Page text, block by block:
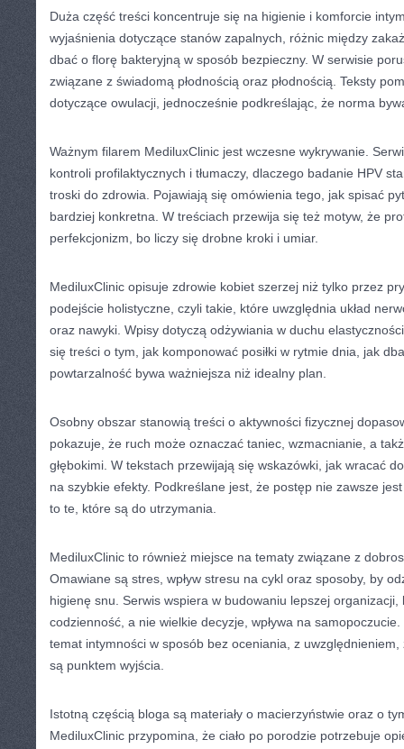
Duża część treści koncentruje się na higienie i komforcie
wyjaśnienia dotyczące stanów zapalnych, różnic między
dbać o florę bakteryjną w sposób bezpieczny. W serwisie
związane z świadomą płodnością oraz płodnością. Teksty
dotyczące owulacji, jednocześnie podkreślając, że norma
Ważnym filarem MediluxClinic jest wczesne wykrywanie.
kontroli profilaktycznych i tłumaczy, dlaczego badanie HPV
troski do zdrowia. Pojawiają się omówienia tego, jak spisać
bardziej konkretna. W treściach przewija się też motyw, że
perfekcjonizm, bo liczy się drobne kroki i umiar.
MediluxClinic opisuje zdrowie kobiet szerzej niż tylko przez
podejście holistyczne, czyli takie, które uwzględnia układ
oraz nawyki. Wpisy dotyczą odżywiania w duchu
się treści o tym, jak komponować posiłki w rytmie dnia, jak
powtarzalność bywa ważniejsza niż idealny plan.
Osobny obszar stanowią treści o aktywności fizycznej
pokazuje, że ruch może oznaczać taniec, wzmacnianie, a
głębokimi. W tekstach przewijają się wskazówki, jak wracać
na szybkie efekty. Podkreślane jest, że postęp nie zawsze
to te, które są do utrzymania.
MediluxClinic to również miejsce na tematy związane z
Omawiane są stres, wpływ stresu na cykl oraz sposoby, by
higienę snu. Serwis wspiera w budowaniu lepszej organizacji,
codzienność, a nie wielkie decyzje, wpływa na
temat intymności w sposób bez oceniania, z
są punktem wyjścia.
Istotną częścią bloga są materiały o macierzyństwie oraz o
MediluxClinic przypomina, że ciało po porodzie potrzebuje